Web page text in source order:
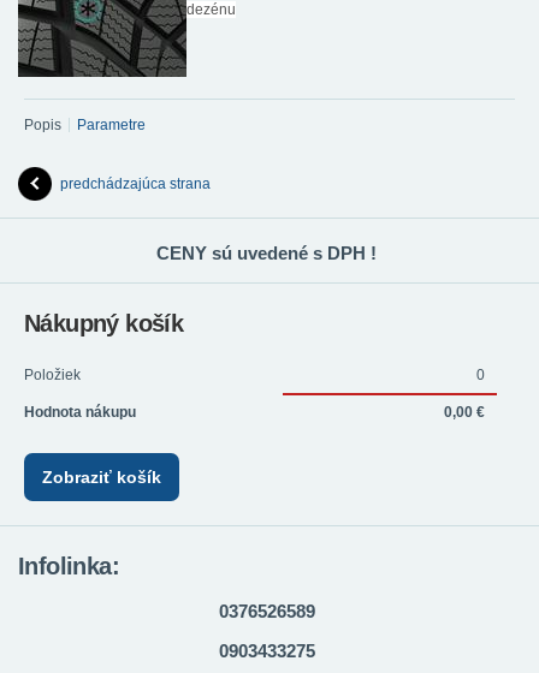
dezénu
Popis Parametre
predchádzajúca strana
CENY sú uvedené s DPH !
Nákupný košík
Položiek 0
Hodnota nákupu 0,00 €
Zobraziť košík
Infolinka:
0376526589
0903433275